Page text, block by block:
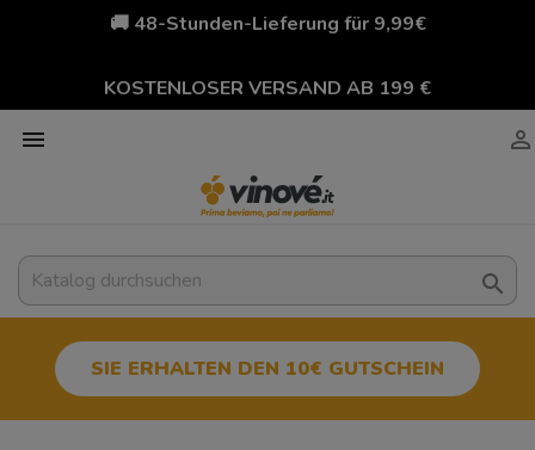
🚚 48-Stunden-Lieferung für 9,99€
KOSTENLOSER VERSAND AB 199 €
 

SIE ERHALTEN DEN 10€ GUTSCHEIN